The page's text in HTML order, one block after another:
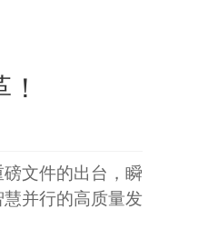
文件的出台，瞬
并行的高质量发